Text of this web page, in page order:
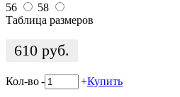
56
58
Таблица размеров
610 руб.
Кол-во- +Купить